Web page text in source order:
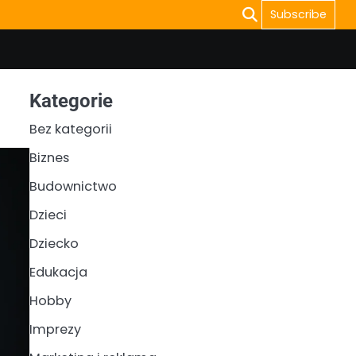
Subscribe
Kategorie
Bez kategorii
Biznes
Budownictwo
Dzieci
Dziecko
Edukacja
Hobby
Imprezy